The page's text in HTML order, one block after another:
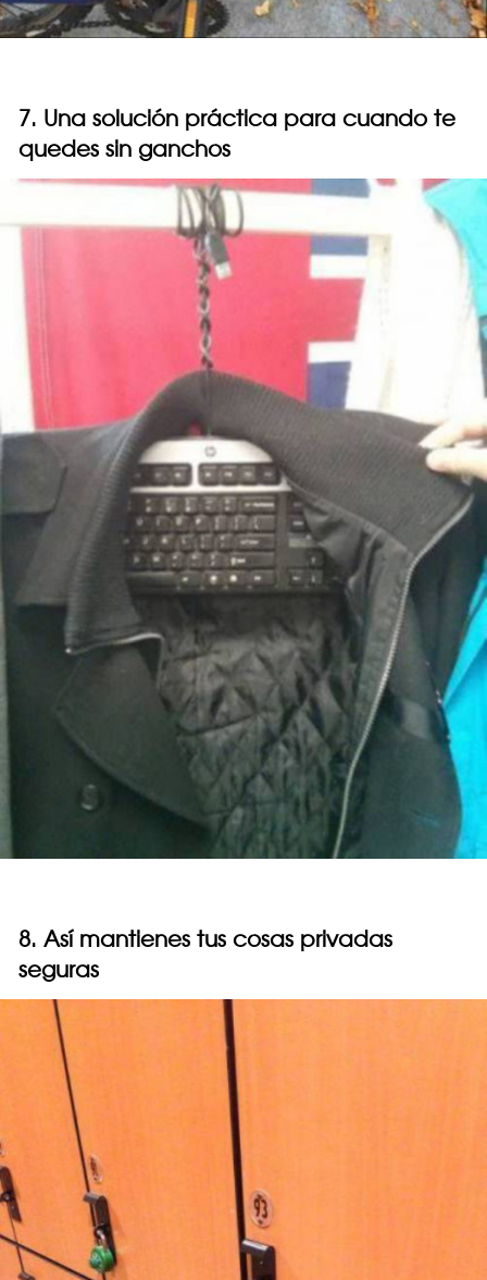
7. Una solución práctica para cuando te
quedes sin ganchos
8. Así mantienes tus cosas privadas
seguras